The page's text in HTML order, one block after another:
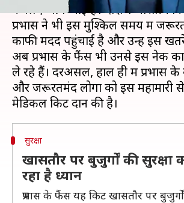
के लिए आगे आई हैं। दक्षिण भारतीय
प्रभास ने भी इस मुश्किल समय में
काफी मदद पहुंचाई है और उन्हें इस
अब प्रभास के फैंस भी उनसे इस नेक
ले रहे हैं। दरअसल, हाल ही में प्रभास
और जरूरतमंद लोगों को इस महामारी
सुरक्षा
खासतौर पर बुजुर्गों की सुरक्षा
रहा है ध्यान
प्रभास के फैंस यह किट खासतौर पर